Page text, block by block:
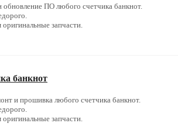
ПО любого счетчика банкнот.
запчасти.
банкнот
и прошивка любого счетчика банкнот.
запчасти.